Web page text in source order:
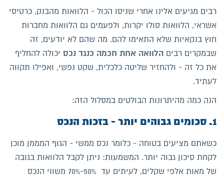
רבים מגיעים אלינו אחרי שניסו הכול - הלוואות מהבנק, כרטיסי
אשראי, הלוואות סולו יקרות, ולפעמים גם הלוואות מחברות
חוץ בנקאיות שלא התאימו להם. מה שהם לא יודעים, זה
שבמקרים רבים הלוואה אחת חכמה כנגד נכס יכולה להחליף
את כל זה - ולהחזיר שליטה כלכלית, שקט נפשי, ואפילו תקווה
לעתיד.
הנה כמה מהיתרונות הבולטים במסלול הזה:
1. סכומים גבוהים יותר - בזכות הנכס
כשאתם מציעים בטוחה - כלומר נכס ממשי - הגוף המממן מוכן
לקחת סיכון גבוה יותר. המשמעות: ניתן לקבל הלוואות בגובה
של מאות אלפי שקלים, לעיתים עד 50%-70% משווי הנכס